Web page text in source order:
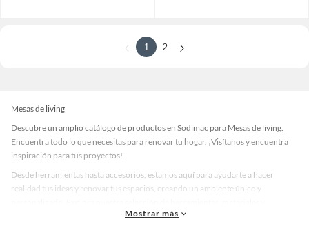
1 2
Mesas de living
Descubre un amplio catálogo de productos en Sodimac para Mesas de living.
Encuentra todo lo que necesitas para renovar tu hogar. ¡Visítanos y encuentra
inspiración para tus proyectos!
Desde herramientas hasta accesorios, estamos aquí para ayudarte a hacer
realidad tus ideas y renovar tus espacios, creando un ambiente único y
accesorios de calidad que te ayudarán a crear un espacio más tú.
Mostrar más